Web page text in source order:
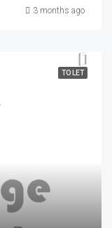
3 months ago
TO LET